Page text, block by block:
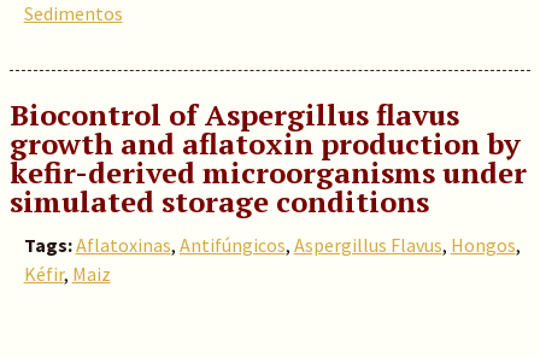
Sedimentos
Biocontrol of Aspergillus flavus
growth and aflatoxin production by
kefir-derived microorganisms under
simulated storage conditions
Tags:Aflatoxinas, Antifúngicos, Aspergillus Flavus, Hongos,
Kéfir, Maiz